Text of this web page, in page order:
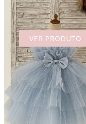
VER PRODUTO